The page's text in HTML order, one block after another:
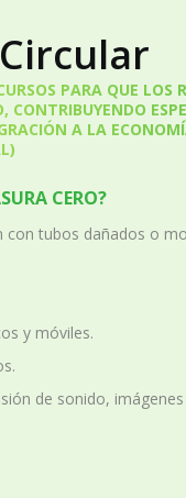
PARA QUE
CONTRIBUYENDO
A LA
CERO?
con tubos dañados o
y móviles.
de sonido,